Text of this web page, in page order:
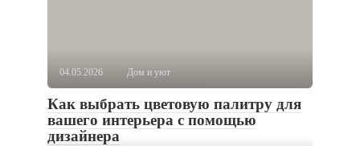
04.05.2026 Дом и уют
Как выбрать цветовую палитру для
вашего интерьера с помощью
дизайнера